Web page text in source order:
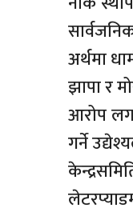
अर्थमा
झापा र
आरोप
गर्ने